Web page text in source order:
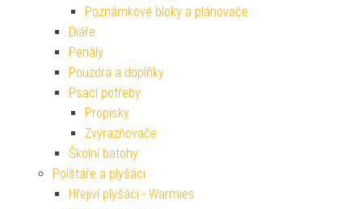
Poznámkové bloky a plánovače
Diáře
Penály
Pouzdra a doplňky
Psací potřeby
Propisky
Zvýrazňovače
Školní batohy
Polštáře a plyšáci
Hřejiví plyšáci - Warmies